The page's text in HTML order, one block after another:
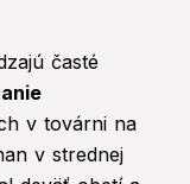
časté
v továrni na
v strednej